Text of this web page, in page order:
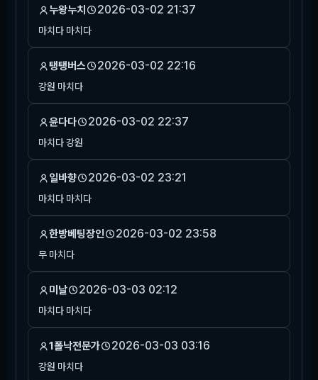
누왕누치 2026-03-02 21:37
마치다 마치다
탱탱버스 2026-03-02 22:16
강원 마치다
윤다다 2026-03-02 22:37
마치다 강원
일바향 2026-03-02 23:21
마치다 마치다
한방베팅장인 2026-03-02 23:58
무 마치다
미날 2026-03-03 02:12
마치다 마치다
1폴낙전문가 2026-03-03 03:16
강원 마치다